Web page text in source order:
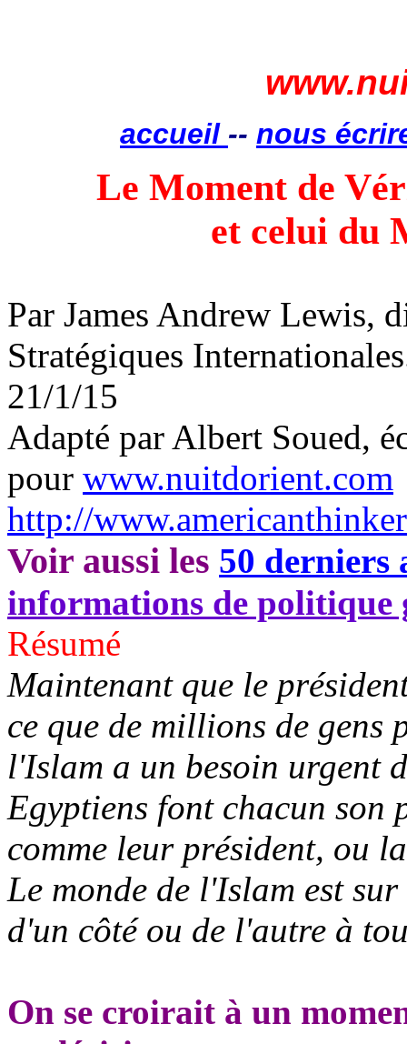
accueil -- nous
Le Moment de
et celui du
Par James Andrew Lewis,
Stratégiques
21/1/15
Adapté par Albert Soued,
pour www.nuitdorient.com
http://
Voir aussi les 50 derniers
informations de politique
Résumé
Maintenant que le
ce que de millions de gens
l'Islam a un besoin urgent
Egyptiens font chacun son
comme leur président, ou
Le monde de l'Islam est
d'un côté ou de l'autre à
On se croirait à un